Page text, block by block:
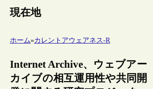
現在地
ホーム»カレントアウェアネス-R
Internet Archive、ウェブアー
カイブの相互運用性や共同開